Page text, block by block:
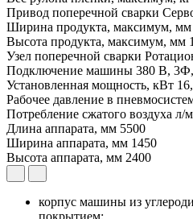
Привод поперечной сварки
Ширина продукта, максимум, мм
Высота продукта, максимум, мм
Узел поперечной сварки
Подключение машины 380 В,
Установленная мощность, кВт
Рабочее давление в
Потребление сжатого воздуха л/
Длина аппарата, мм 5500
Ширина аппарата, мм 1450
Высота аппарата, мм 2400
корпус машины из
покрытием;